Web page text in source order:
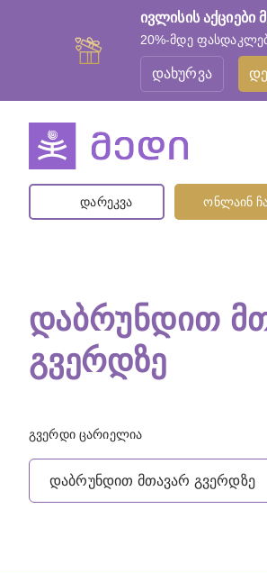
ივლისის აქციები
20%-მდე
დახურვა
დარეკვა ონლაინ
ᲓᲐᲑᲠᲣᲜᲓᲘᲗ
ᲒᲕᲔᲠᲓᲖᲔ
გვერდი ცარიელია
დაბრუნდით მთავარ გვერდზე